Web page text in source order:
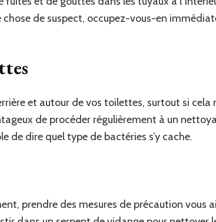
de suspect, occupez-vous-en
et autour de vos toilettes, surtout si cela
de procéder régulièrement à un
de dire quel type de bactéries s’y cache.
prendre des mesures de précaution vous